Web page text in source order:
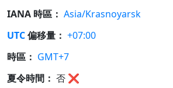
IANA 時區： Asia/Krasnoyarsk
UTC偏移量： +07:00
時區： GMT+7
夏令時間： 否 ❌